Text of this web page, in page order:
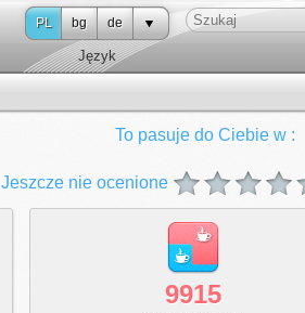
PL bg de
Język
To pasuje do Ciebie w :
Jeszcze nie ocenione
9915